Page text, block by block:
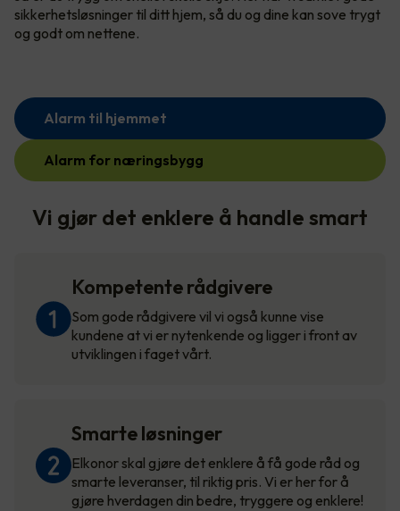
sikkerhetsløsninger til ditt hjem, så du og dine kan sove trygt
og godt om nettene.
Alarm til hjemmet
Alarm for næringsbygg
Vi gjør det enklere å handle smart
Kompetente rådgivere
Som gode rådgivere vil vi også kunne vise
kundene at vi er nytenkende og ligger i front av
utviklingen i faget vårt.
Smarte løsninger
Elkonor skal gjøre det enklere å få gode råd og
smarte leveranser, til riktig pris. Vi er her for å
gjøre hverdagen din bedre, tryggere og enklere!